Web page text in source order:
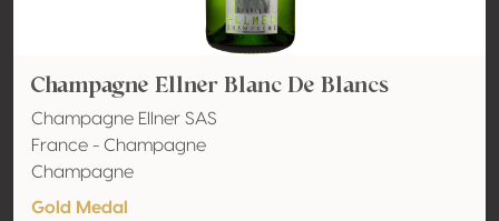
Champagne Ellner Blanc De Blancs
Champagne Ellner SAS
France - Champagne
Champagne
Gold Medal